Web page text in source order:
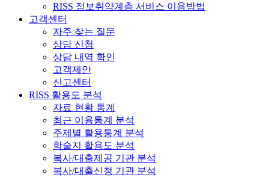
RISS 정보취약계층 서비스 이용방법
고객센터
자주 찾는 질문
상담 신청
상담 내역 확인
고객제안
신고센터
RISS 활용도 분석
자료 현황 통계
최근 이용통계 분석
주제별 활용통계 분석
학술지 활용도 분석
복사/대출제공 기관 분석
복사/대출신청 기관 분석